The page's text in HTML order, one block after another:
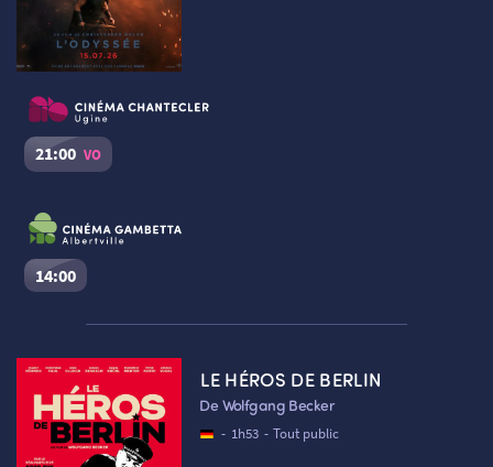
21:00 VO
L’Odyssée
Cinéma Le Chantecler – Ugine :
14:00
Séance du06/08/2026à 14:00 VF
Cinéma Le Dôme Gambetta – Albertville :Salle n°1
Réserver une place
LE HÉROS DE BERLIN
De Wolfgang Becker
- 1h53 - Tout public